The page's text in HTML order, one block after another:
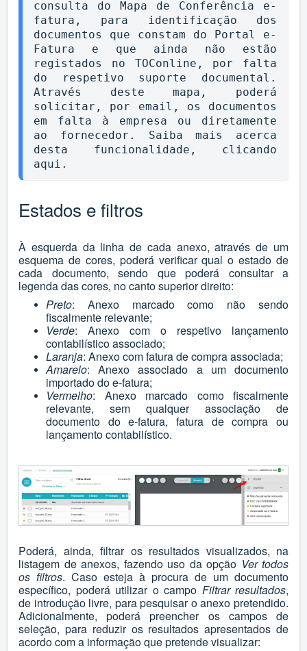
consulta do Mapa de Conferência e-
fatura, para identificação dos
documentos que constam do Portal e-
Fatura e que ainda não estão
registados no TOConline, por falta
do respetivo suporte documental.
Através deste mapa, poderá
solicitar, por email, os documentos
em falta à empresa ou diretamente
ao fornecedor. Saiba mais acerca
aqui .
Estados e filtros
À esquerda da linha de cada anexo, através de um
esquema de cores, poderá verificar qual o estado de
cada documento, sendo que poderá consultar a
legenda das cores, no canto superior direito:
Preto: Anexo marcado como não sendo
fiscalmente relevante;
Verde: Anexo com o respetivo lançamento
contabilístico associado;
Laranja: Anexo com fatura de compra associada;
Amarelo: Anexo associado a um documento
importado do e-fatura;
Vermelho: Anexo marcado como fiscalmente
relevante, sem qualquer associação de
documento do e-fatura, fatura de compra ou
lançamento contabilístico.
Poderá, ainda, filtrar os resultados visualizados, na
listagem de anexos, fazendo uso da opção Ver todos
os filtros. Caso esteja à procura de um documento
específico, poderá utilizar o campo Filtrar resultados,
de introdução livre, para pesquisar o anexo pretendido.
Adicionalmente, poderá preencher os campos de
seleção, para reduzir os resultados apresentados de
acordo com a informação que pretende visualizar: